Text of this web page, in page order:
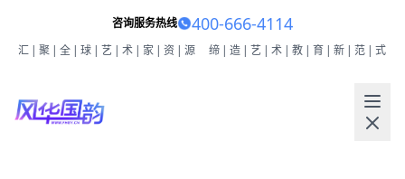
咨询服务热线 400-666-4114
汇|聚|全|球|艺|术|家|资|源 缔|造|艺|术|教|育|新|范|式